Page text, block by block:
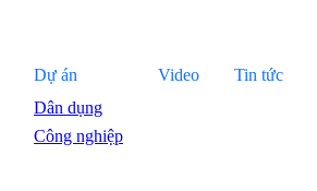
Dự án
Dân dụng
Công nghiệp
Video Tin tức